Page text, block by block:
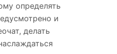
определять
и
делать